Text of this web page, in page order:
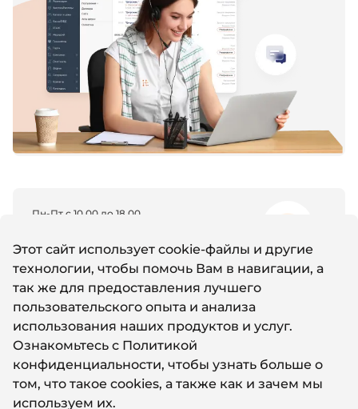
Пн-Пт с 10.00 до 18.00
Email
Whatsapp
Написать нам
Этот сайт использует cookie-файлы и другие
технологии, чтобы помочь Вам в навигации, а
так же для предоставления лучшего
пользовательского опыта и анализа
использования наших продуктов и услуг.
Ознакомьтесь с Политикой
конфиденциальности, чтобы узнать больше о
том, что такое cookies, а также как и зачем мы
используем их.